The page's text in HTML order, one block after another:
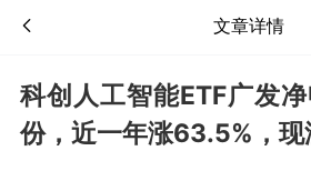
文章详情
科创人工智能ETF广发
份，近一年涨63.5%，